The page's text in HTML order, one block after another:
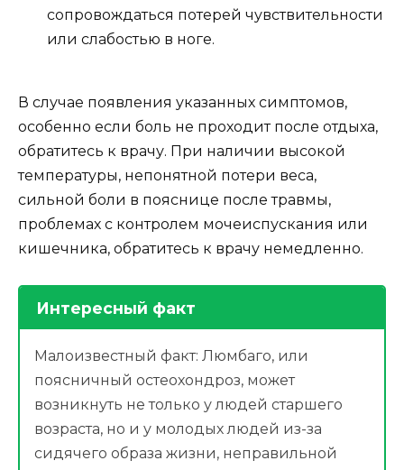
сопровождаться потерей чувствительности
или слабостью в ноге.
В случае появления указанных симптомов,
особенно если боль не проходит после отдыха,
обратитесь к врачу. При наличии высокой
температуры, непонятной потери веса,
сильной боли в пояснице после травмы,
проблемах с контролем мочеиспускания или
кишечника, обратитесь к врачу немедленно.
Интересный факт
Малоизвестный факт: Люмбаго, или
поясничный остеохондроз, может
возникнуть не только у людей старшего
возраста, но и у молодых людей из-за
сидячего образа жизни, неправильной